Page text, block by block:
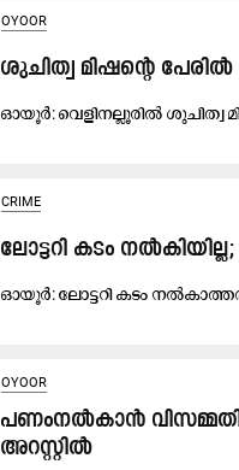
OYOOR
ശുചിത്വ മിഷന്‍റെ
ഓ​യൂ​ർ: വെ​ളി​ന​ല്ലൂ​രി​ൽ ശു​ചി​ത്വ
CRIME
ലോട്ടറി കടം
ഓ​യൂ​ർ: ലോ​ട്ട​റി ക​ടം
OYOOR
പണംനൽകാൻ
അറസ്റ്റിൽ